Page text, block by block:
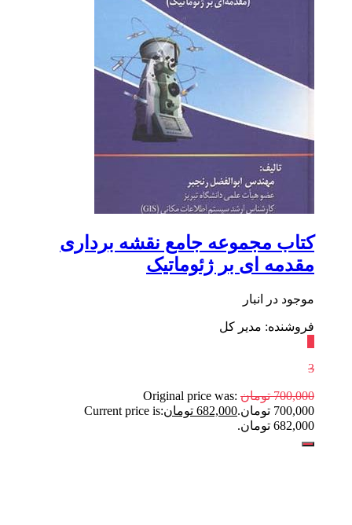
کتاب مجموعه‏ جامع نقشه برداری
مقدمه ای بر ژئوماتیک
موجود در انبار
فروشنده: مدیر کل
3
700,000 تومان Original price was:
700,000 تومان.
682,000 تومانCurrent price is:
682,000 تومان.